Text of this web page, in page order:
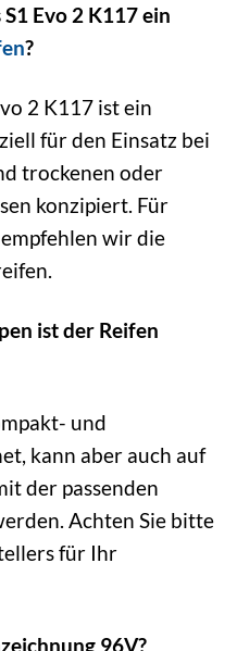
Evo 2 K117 ein
?
2 K117 ist ein
für den Einsatz bei
trockenen oder
konzipiert. Für
wir die
ist der Reifen
und
kann aber auch auf
der passenden
Achten Sie bitte
für Ihr
96V?